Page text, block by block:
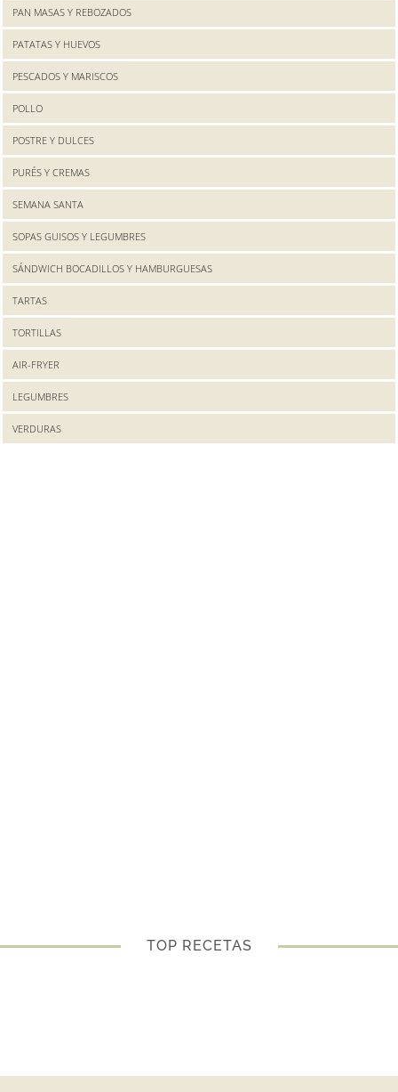
PAN MASAS Y REBOZADOS
PATATAS Y HUEVOS
PESCADOS Y MARISCOS
POLLO
POSTRE Y DULCES
PURÉS Y CREMAS
SEMANA SANTA
SOPAS GUISOS Y LEGUMBRES
SÁNDWICH BOCADILLOS Y HAMBURGUESAS
TARTAS
TORTILLAS
AIR-FRYER
LEGUMBRES
VERDURAS
TOP RECETAS